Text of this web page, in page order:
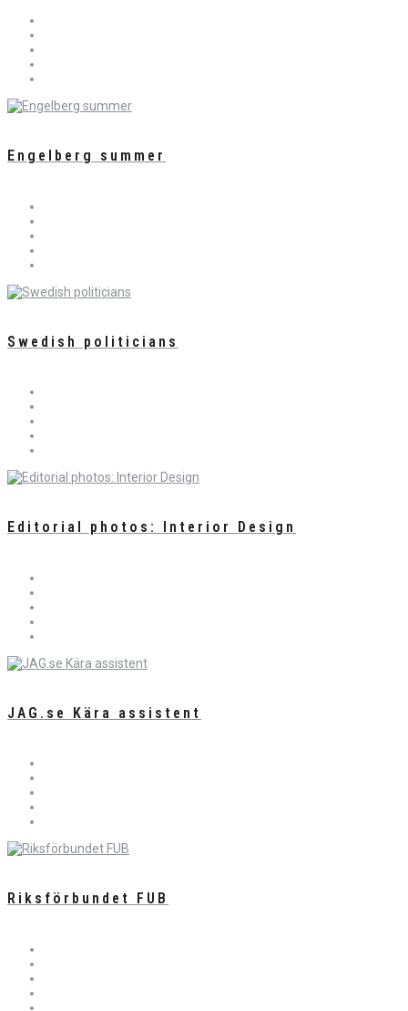
Engelberg summer
Swedish politicians
Editorial photos: Interior Design
JAG.se Kära assistent
Riksförbundet FUB